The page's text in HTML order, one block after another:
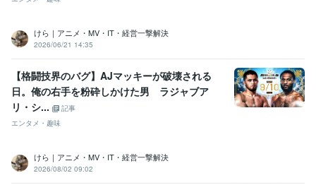
けら｜アニメ・MV・IT・経営一撃解決
2026/06/21 14:35
【格闘技界のバグ】AJマッキーが破壊される
日。俺の右手を粉砕しかけた男 ラジャブア
リ・シ...
記事
エンタメ・趣味
けら｜アニメ・MV・IT・経営一撃解決
2026/08/02 09:02